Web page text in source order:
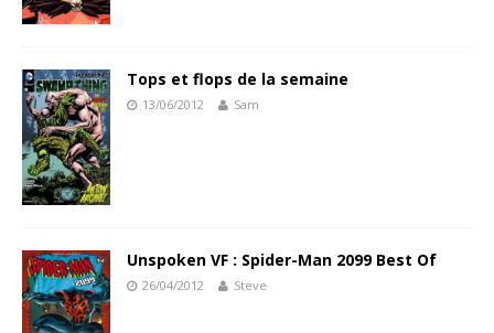
Tops et flops de la semaine
13/06/2012 Sam
Unspoken VF : Spider-Man 2099 Best Of
26/04/2012 Steve